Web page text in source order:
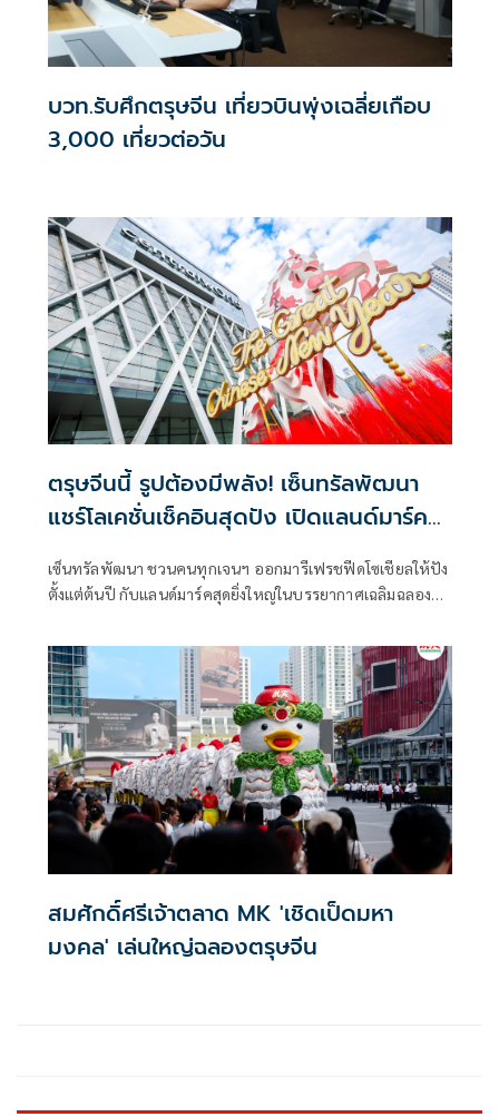
บวท.รับศึกตรุษจีน เที่ยวบินพุ่งเฉลี่ยเกือบ
3,000 เที่ยวต่อวัน
ตรุษจีนนี้ รูปต้องมีพลัง! เซ็นทรัลพัฒนา
แชร์โลเคชั่นเช็คอินสุดปัง เปิดแลนด์มาร์ค
รับพลังปีมะเมียสุดเฮง ที่ศูนย์การค้า
เซ็นทรัลทั่วประเทศ ใกล้ที่ไหนเช็คเลย!
เซ็นทรัลพัฒนา ชวนคนทุกเจนฯ ออกมารีเฟรชฟีดโซเชียลให้ปัง
ตั้งแต่ต้นปี กับแลนด์มาร์คสุดยิ่งใหญ่ในบรรยากาศเฉลิมฉลอง
New Year 2026”
สมศักดิ์ศรีเจ้าตลาด MK 'เชิดเป็ดมหา
มงคล' เล่นใหญ่ฉลองตรุษจีน